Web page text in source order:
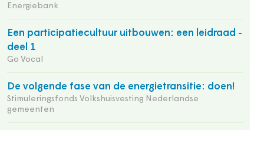
Energiebank
Een participatiecultuur uitbouwen: een leidraad -
deel 1
Go Vocal
De volgende fase van de energietransitie: doen!
Stimuleringsfonds Volkshuisvesting Nederlandse
gemeenten